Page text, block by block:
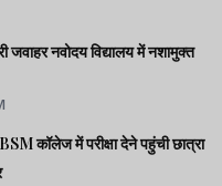
नवोदय विद्यालय में नशामुक्‍त
कॉलेज में परीक्षा देने पहुंची छात्रा